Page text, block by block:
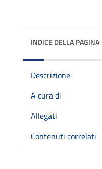
INDICE DELLA PAGINA
Descrizione
A cura di
Allegati
Contenuti correlati